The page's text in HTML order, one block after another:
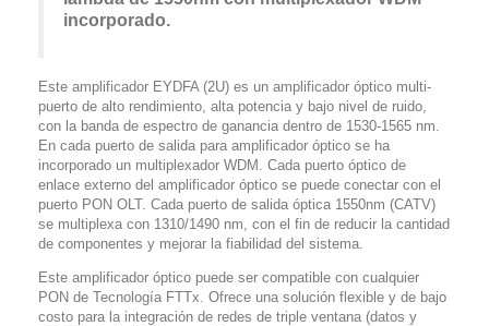
incorporado.
Este amplificador EYDFA (2U) es un amplificador óptico multi-
puerto de alto rendimiento, alta potencia y bajo nivel de ruido,
con la banda de espectro de ganancia dentro de 1530-1565 nm.
En cada puerto de salida para amplificador óptico se ha
incorporado un multiplexador WDM. Cada puerto óptico de
enlace externo del amplificador óptico se puede conectar con el
puerto PON OLT. Cada puerto de salida óptica 1550nm (CATV)
se multiplexa con 1310/1490 nm, con el fin de reducir la cantidad
de componentes y mejorar la fiabilidad del sistema.
Este amplificador óptico puede ser compatible con cualquier
PON de Tecnología FTTx. Ofrece una solución flexible y de bajo
costo para la integración de redes de triple ventana (datos y